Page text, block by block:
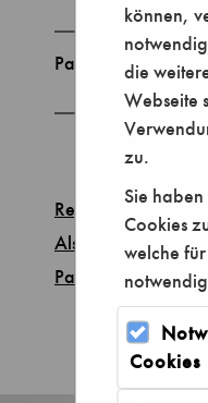
können,
die
Webseite
zu.
Sie
Cookies
welche
Cookies
Passwort
Registrieren, wenn
Als Gast anmelden
Passwort anfordern